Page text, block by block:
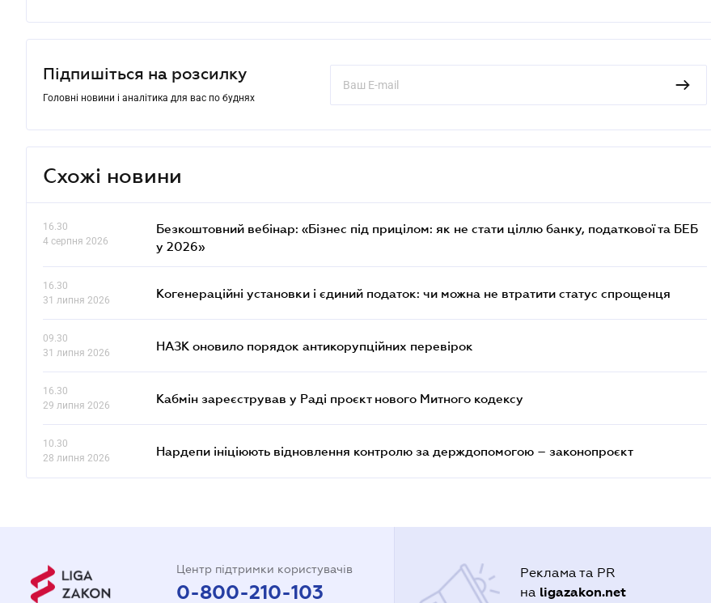
Підпишіться на розсилку
Головні новини і аналітика для вас по буднях
Схожі новини
16.30
4 серпня 2026
Безкоштовний вебінар: «Бізнес під прицілом: як не стати ціллю банку, податкової та БЕБ
у 2026»
16.30
31 липня 2026
Когенераційні установки і єдиний податок: чи можна не втратити статус спрощенця
09.30
31 липня 2026
НАЗК оновило порядок антикорупційних перевірок
16.30
29 липня 2026
Кабмін зареєстрував у Раді проєкт нового Митного кодексу
10.30
28 липня 2026
Нардепи ініціюють відновлення контролю за держдопомогою – законопроєкт
Центр підтримки користувачів
0-800-210-103
Реклама та PR
на ligazakon.net